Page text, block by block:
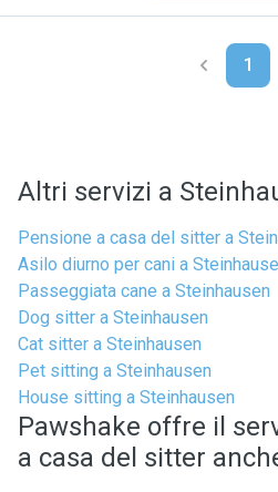
1
Altri servizi a
Pensione a casa del sitter a
Asilo diurno per cani a
Passeggiata cane a Steinhausen
Dog sitter a Steinhausen
Cat sitter a Steinhausen
Pet sitting a Steinhausen
House sitting a Steinhausen
Pawshake offre il
a casa del sitter